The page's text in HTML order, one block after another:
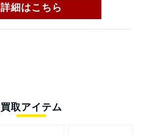
詳細はこちら
買取アイテム